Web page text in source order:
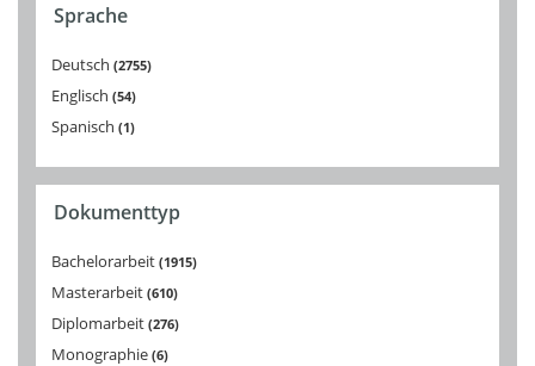
Sprache
Deutsch 2755
Englisch 54
Spanisch 1
Dokumenttyp
Bachelorarbeit 1915
Masterarbeit 610
Diplomarbeit 276
Monographie 6